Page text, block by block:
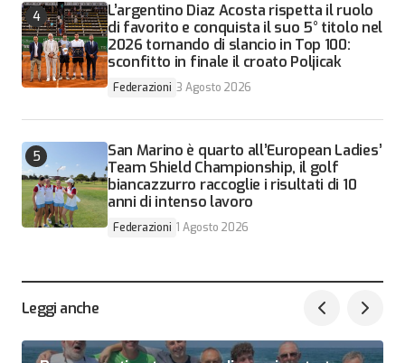
L’argentino Diaz Acosta rispetta il ruolo
di favorito e conquista il suo 5° titolo nel
2026 tornando di slancio in Top 100:
sconfitto in finale il croato Poljicak
Federazioni 3 Agosto 2026
San Marino è quarto all’European Ladies’
Team Shield Championship, il golf
biancazzurro raccoglie i risultati di 10
anni di intenso lavoro
Federazioni 1 Agosto 2026
Leggi anche